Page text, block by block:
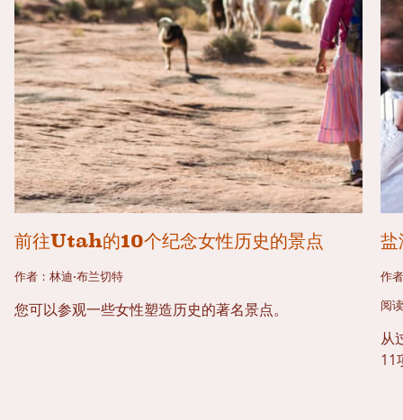
前往Utah的10个纪念女性历史的景点
作者：林迪·布兰切特
您可以参观一些女性塑造历史的著名景点。
盐
作
阅
从
11